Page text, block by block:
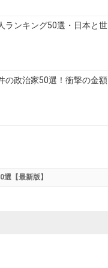
ランキング50選・日本と世
の政治家50選！衝撃の金額
【最新版】